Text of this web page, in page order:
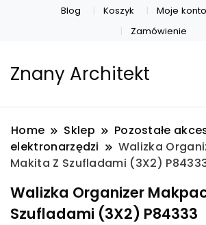
Blog Koszyk Moje konto
Zamówienie
Znany Architekt
Home Sklep
Pozostałe
elektronarzędzi
Walizka
Makita Z Szufladami (3X2)
Walizka Organizer
Szufladami (3X2) P84333